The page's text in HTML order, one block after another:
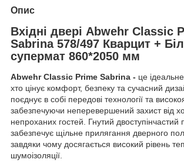
Опис
Вхідні двері Abwehr Classic
Sabrina 578/497 Кварцит +
супермат 860*2050 мм
Abwehr Classic Prime Sabrina - це
хто цінує комфорт, безпеку та сучасний
поєднує в собі передові технології та
забезпечуючи неперевершений захист від
непроханих гостей. Гнутий двоступінчастий
забезпечує щільне прилягання дверного
завдяки чому досягається високий рівень
шумоізоляції.